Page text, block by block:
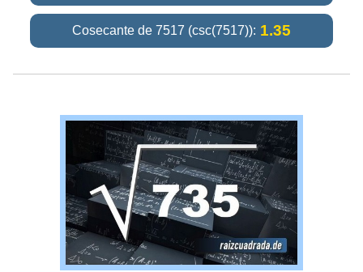
Cosecante de 7517 (csc(7517)): 1.35